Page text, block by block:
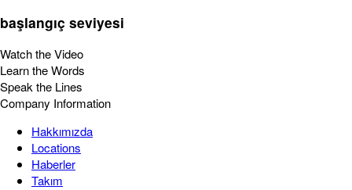
başlangıç seviyesi
Watch the Video
Learn the Words
Speak the Lines
Company Information
Hakkımızda
Locations
Haberler
Takım